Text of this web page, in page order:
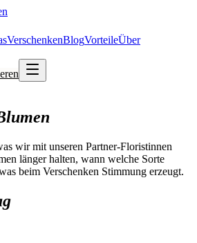
VerschenkenBlogVorteileÜber
wir mit unseren Partner-Floristinnen
länger halten, wann welche Sorte
beim Verschenken Stimmung erzeugt.